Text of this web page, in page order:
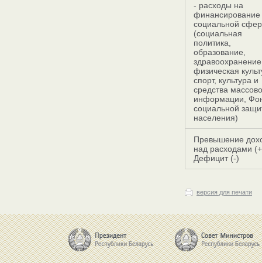
- расходы на
финансирование
социальной
(социальная
политика,
образование,
физическая
спорт, культура и
средства
информации,
социальной
населения)
Превышение
над расходами
Дефицит (-)
версия для печати